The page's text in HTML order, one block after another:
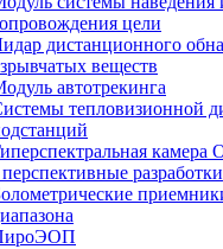
цели
дистанционного
веществ
автотрекинга
тепловизионной
разработки